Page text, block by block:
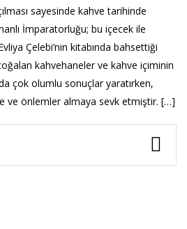
sayesinde kahve tarihinde
İmparatorluğu; bu içecek ile
Çelebi’nin kitabında bahsettiği
kahvehaneler ve kahve içiminin
çok olumlu sonuçlar yaratırken,
ve önlemler almaya sevk etmiştir. […]